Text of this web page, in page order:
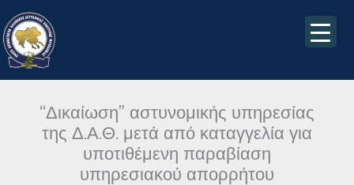
στο
περιεχόμενο
“Δικαίωση” αστυνομικής υπηρεσίας
της Δ.Α.Θ. μετά από καταγγελία για
υποτιθέμενη παραβίαση
υπηρεσιακού απορρήτου